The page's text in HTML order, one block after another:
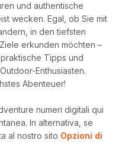
und authentische
wecken. Egal, ob Sie mit
in den tiefsten
erkunden möchten –
Tipps und
Enthusiasten.
Abenteuer!
numeri digitali qui
In alternativa, se
al nostro sito Opzioni di